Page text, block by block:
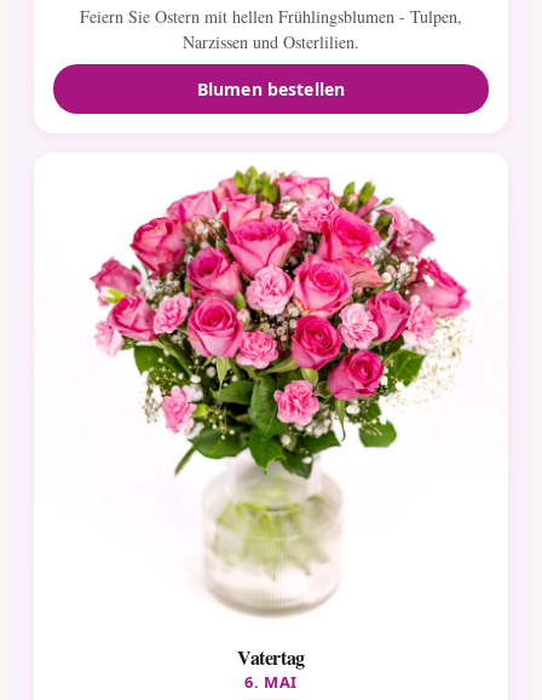
Feiern Sie Ostern mit hellen Frühlingsblumen - Tulpen,
Narzissen und Osterlilien.
Blumen bestellen
Vatertag
6. MAI